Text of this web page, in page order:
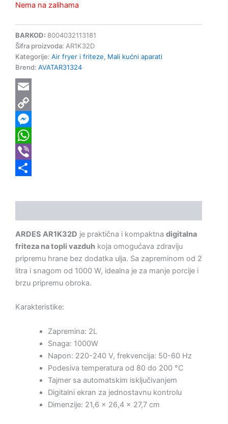
Nema na zalihama
BARKOD: 8004032113181
Šifra proizvoda: AR1K32D
Kategorije: Air fryer i friteze, Mali kućni aparati
Brend: AVATAR31324
Email
Copy
Link
Messenger
WhatsApp
Viber
ARDES AR1K32D je praktična i kompaktna digitalna
friteza na topli vazduh koja omogućava zdraviju
pripremu hrane bez dodatka ulja. Sa zapreminom od 2
litra i snagom od 1000 W, idealna je za manje porcije i
brzu pripremu obroka.
Karakteristike:
Zapremina: 2L
Snaga: 1000W
Napon: 220-240 V, frekvencija: 50-60 Hz
Podesiva temperatura od 80 do 200 °C
Tajmer sa automatskim isključivanjem
Digitalni ekran za jednostavnu kontrolu
Dimenzije: 21,6 x 26,4 x 27,7 cm